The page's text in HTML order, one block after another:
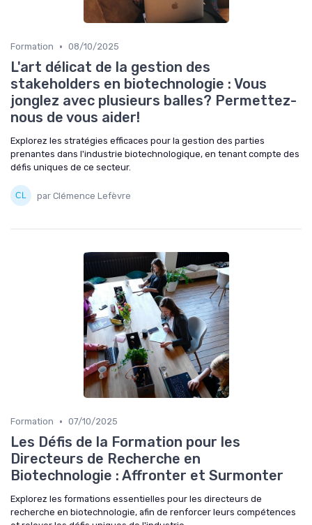
Formation • 08/10/2025
L'art délicat de la gestion des
stakeholders en biotechnologie : Vous
jonglez avec plusieurs balles? Permettez-
nous de vous aider!
Explorez les stratégies efficaces pour la gestion des parties
prenantes dans l'industrie biotechnologique, en tenant compte des
défis uniques de ce secteur.
par Clémence Lefèvre
Formation • 07/10/2025
Les Défis de la Formation pour les
Directeurs de Recherche en
Biotechnologie : Affronter et Surmonter
Explorez les formations essentielles pour les directeurs de
recherche en biotechnologie, afin de renforcer leurs compétences